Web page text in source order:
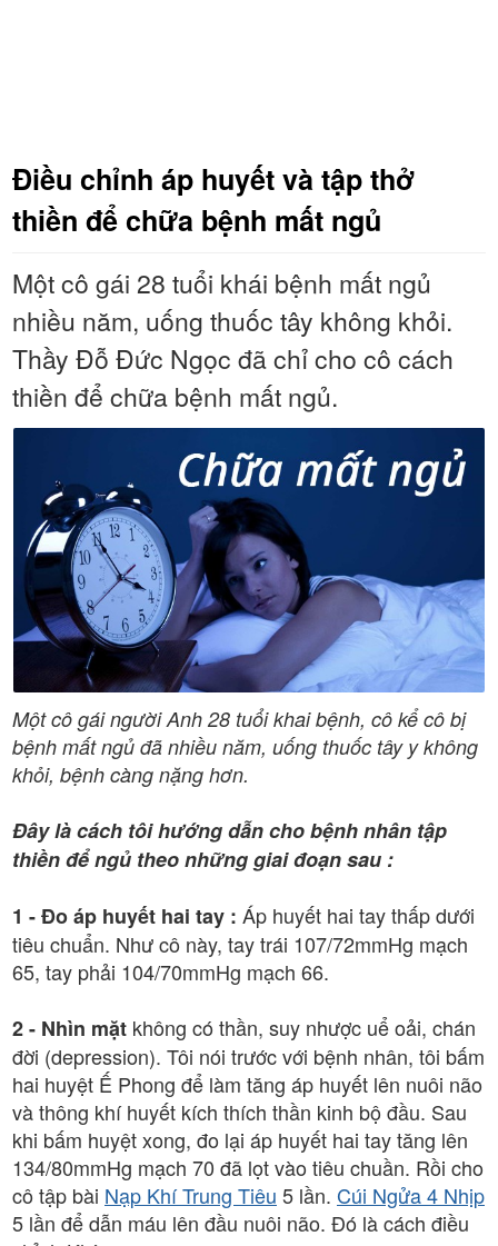
Điều chỉnh áp huyết và tập thở
thiền để chữa bệnh mất ngủ
Một cô gái 28 tuổi khái bệnh mất ngủ
nhiều năm, uống thuốc tây không khỏi.
Thầy Đỗ Đức Ngọc đã chỉ cho cô cách
thiền để chữa bệnh mất ngủ.
Một cô gái người Anh 28 tuổi khai bệnh, cô kể cô bị
bệnh mất ngủ đã nhiều năm, uống thuốc tây y không
khỏi, bệnh càng nặng hơn.
Đây là cách tôi hướng dẫn cho bệnh nhân tập
thiền để ngủ theo những giai đoạn sau :
1 - Đo áp huyết hai tay : Áp huyết hai tay thấp dưới
tiêu chuẩn. Như cô này, tay trái 107/72mmHg mạch
65, tay phải 104/70mmHg mạch 66.
2 - Nhìn mặt không có thần, suy nhược uể oải, chán
đời (depression). Tôi nói trước với bệnh nhân, tôi bấm
hai huyệt Ế Phong để làm tăng áp huyết lên nuôi não
và thông khí huyết kích thích thần kinh bộ đầu. Sau
khi bấm huyệt xong, đo lại áp huyết hai tay tăng lên
134/80mmHg mạch 70 đã lọt vào tiêu chuần. Rồi cho
cô tập bài Nạp Khí Trung Tiêu 5 lần. Cúi Ngửa 4 Nhịp
5 lần để dẫn máu lên đầu nuôi não. Đó là cách điều